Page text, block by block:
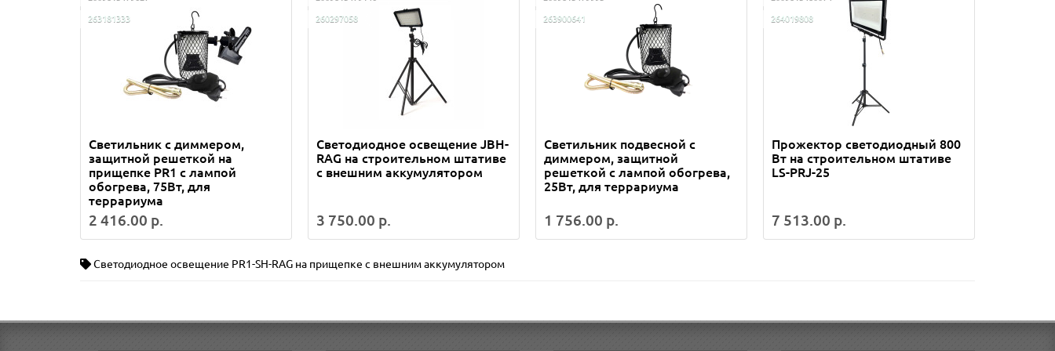
263181333
Светильник с диммером,
защитной решеткой на
прищепке PR1 с лампой
обогрева, 75Вт, для
террариума
2 416.00 р.
260297058
Светодиодное освещение JBH-
RAG на строительном штативе
с внешним аккумулятором
3 750.00 р.
263900641
Светильник подвесной с
диммером, защитной
решеткой с лампой обогрева,
25Вт, для террариума
1 756.00 р.
264019808
Прожектор светодиодный 800
Вт на строительном штативе
LS-PRJ-25
7 513.00 р.
Светодиодное освещение PR1-SH-RAG на прищепке с внешним аккумулятором